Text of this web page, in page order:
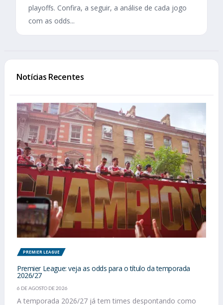
playoffs. Confira, a seguir, a análise de cada jogo
com as odds...
Notícias Recentes
PREMIER LEAGUE
Premier League: veja as odds para o título da temporada
2026/27
6 DE AGOSTO DE 2026
A temporada 2026/27 já tem times despontando como